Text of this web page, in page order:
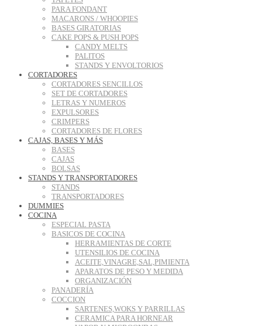
PARA FONDANT
MACARONS / WHOOPIES
BASES GIRATORIAS
CAKE POPS & PUSH POPS
CANDY MELTS
PALITOS
STANDS Y ENVOLTORIOS
CORTADORES
CORTADORES SENCILLOS
SET DE CORTADORES
LETRAS Y NUMEROS
EXPULSORES
CRIMPERS
CORTADORES DE FLORES
CAJAS, BASES Y MÁS
BASES
CAJAS
BOLSAS
STANDS Y TRANSPORTADORES
STANDS
TRANSPORTADORES
DUMMIES
COCINA
ESPECIAL PASTA
BASICOS DE COCINA
HERRAMIENTAS DE CORTE
UTENSILIOS DE COCINA
ACEITE,VINAGRE,SAL,PIMIENTA
APARATOS DE PESO Y MEDIDA
ORGANIZACIÓN
PANADERÍA
COCCION
SARTENES,WOKS Y PARRILLAS
CERAMICA PARA HORNEAR